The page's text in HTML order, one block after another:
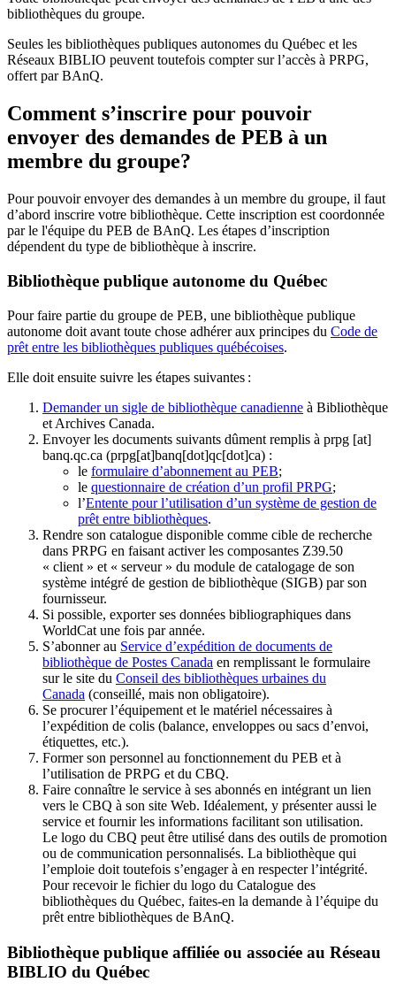
bibliothèques du groupe.
Seules les bibliothèques publiques autonomes du Québec et les
Réseaux BIBLIO peuvent toutefois compter sur l’accès à PRPG,
offert par BAnQ.
Comment s’inscrire pour pouvoir
envoyer des demandes de PEB à un
membre du groupe?
Pour pouvoir envoyer des demandes à un membre du groupe, il faut
d’abord inscrire votre bibliothèque. Cette inscription est coordonnée
par le l'équipe du PEB de BAnQ. Les étapes d’inscription
dépendent du type de bibliothèque à inscrire.
Bibliothèque publique autonome du Québec
Pour faire partie du groupe de PEB, une bibliothèque publique
autonome doit avant toute chose adhérer aux principes du Code de
prêt entre les bibliothèques publiques québécoises.
Elle doit ensuite suivre les étapes suivantes :
Demander un sigle de bibliothèque canadienne à Bibliothèque
et Archives Canada.
Envoyer les documents suivants dûment remplis à prpg [at]
banq.qc.ca (prpg[at]banq[dot]qc[dot]ca) :
le formulaire d’abonnement au PEB;
le questionnaire de création d’un profil PRPG;
l’Entente pour l’utilisation d’un système de gestion de
prêt entre bibliothèques.
Rendre son catalogue disponible comme cible de recherche
dans PRPG en faisant activer les composantes Z39.50
« client » et « serveur » du module de catalogage de son
système intégré de gestion de bibliothèque (SIGB) par son
fournisseur.
Si possible, exporter ses données bibliographiques dans
WorldCat une fois par année.
S’abonner au Service d’expédition de documents de
bibliothèque de Postes Canada en remplissant le formulaire
sur le site du Conseil des bibliothèques urbaines du
Canada (conseillé, mais non obligatoire).
Se procurer l’équipement et le matériel nécessaires à
l’expédition de colis (balance, enveloppes ou sacs d’envoi,
étiquettes, etc.).
Former son personnel au fonctionnement du PEB et à
l’utilisation de PRPG et du CBQ.
Faire connaître le service à ses abonnés en intégrant un lien
vers le CBQ à son site Web. Idéalement, y présenter aussi le
service et fournir les informations facilitant son utilisation.
Le logo du CBQ peut être utilisé dans des outils de promotion
ou de communication personnalisés. La bibliothèque qui
l’emploie doit toutefois s’engager à en respecter l’intégrité.
Pour recevoir le fichier du logo du Catalogue des
bibliothèques du Québec, faites-en la demande à l’équipe du
prêt entre bibliothèques de BAnQ.
Bibliothèque publique affiliée ou associée au Réseau
BIBLIO du Québec